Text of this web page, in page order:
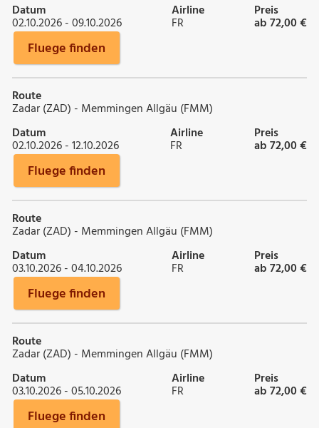
Datum
02.10.2026 - 09.10.2026
Airline
FR
Preis
ab 72,00 €
Fluege finden
Route
Zadar (ZAD) - Memmingen Allgäu (FMM)
Datum
02.10.2026 - 12.10.2026
Airline
FR
Preis
ab 72,00 €
Fluege finden
Route
Zadar (ZAD) - Memmingen Allgäu (FMM)
Datum
03.10.2026 - 04.10.2026
Airline
FR
Preis
ab 72,00 €
Fluege finden
Route
Zadar (ZAD) - Memmingen Allgäu (FMM)
Datum
03.10.2026 - 05.10.2026
Airline
FR
Preis
ab 72,00 €
Fluege finden